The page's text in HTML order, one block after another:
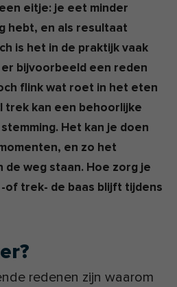
eitje: je eet minder
hebt, en als resultaat
is het in de praktijk vaak
bijvoorbeeld een reden
flink wat roet in het eten
trek kan een behoorlijke
Het kan je doen
en zo het
de weg staan. Hoe zorg je
of trek- de baas blijft tijdens
redenen zijn waarom